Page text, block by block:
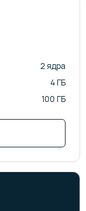
2 ядра
4 ГБ
100 ГБ